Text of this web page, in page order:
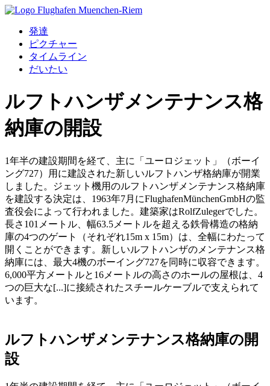
発達
ピクチャー
タイムライン
だいたい
ルフトハンザメンテナンス格
納庫の開設
1年半の建設期間を経て、主に「ユーロジェット」（ボーイ
ング727）用に建設された新しいルフトハンザ格納庫が開業
しました。ジェット機用のルフトハンザメンテナンス格納庫
を建設する決定は、1963年7月にFlughafenMünchenGmbHの監
査役会によって行われました。建築家はRolfZulegerでした。
長さ101メートル、幅63.5メートルを超える鉄骨構造の格納
庫の4つのゲート（それぞれ15m x 15m）は、全幅にわたって
開くことができます。新しいルフトハンザのメンテナンス格
納庫には、最大4機のボーイング727を同時に収容できます。
6,000平方メートルと16メートルの高さのホールの屋根は、4
つの巨大な[...]に接続されたスチールケーブルで支えられて
います。
ルフトハンザメンテナンス格納庫の開
設